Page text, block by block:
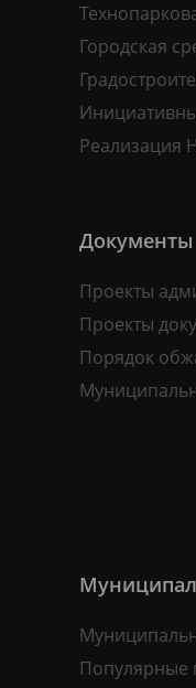
Городская
Реализация
Документы
Проекты
Проекты
Порядок
Популярные